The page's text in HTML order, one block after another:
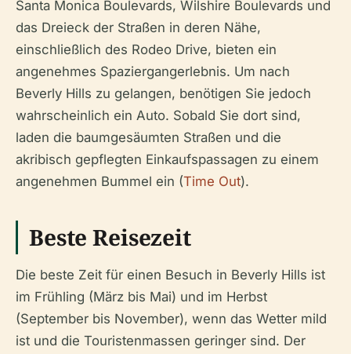
Santa Monica Boulevards, Wilshire Boulevards und
das Dreieck der Straßen in deren Nähe,
einschließlich des Rodeo Drive, bieten ein
angenehmes Spaziergangerlebnis. Um nach
Beverly Hills zu gelangen, benötigen Sie jedoch
wahrscheinlich ein Auto. Sobald Sie dort sind,
laden die baumgesäumten Straßen und die
akribisch gepflegten Einkaufspassagen zu einem
angenehmen Bummel ein (Time Out).
Beste Reisezeit
Die beste Zeit für einen Besuch in Beverly Hills ist
im Frühling (März bis Mai) und im Herbst
(September bis November), wenn das Wetter mild
ist und die Touristenmassen geringer sind. Der